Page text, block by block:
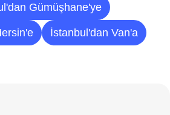
Gümüşhane'ye
İstanbul'dan Van'a